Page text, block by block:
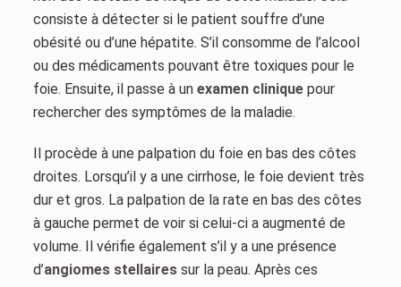
consiste à détecter si le patient souffre d’une
obésité ou d’une hépatite. S’il consomme de l’alcool
ou des médicaments pouvant être toxiques pour le
foie. Ensuite, il passe à un examen cliniquepour
rechercher des symptômes de la maladie.
Il procède à une palpation du foie en bas des côtes
droites. Lorsqu’il y a une cirrhose, le foie devient très
dur et gros. La palpation de la rate en bas des côtes
à gauche permet de voir si celui-ci a augmenté de
volume. Il vérifie également s’il y a une présence
d’angiomes stellairessur la peau. Après ces